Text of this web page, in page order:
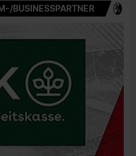
BUSINESSPARTNER